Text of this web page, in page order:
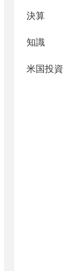
決算
知識
米国投資